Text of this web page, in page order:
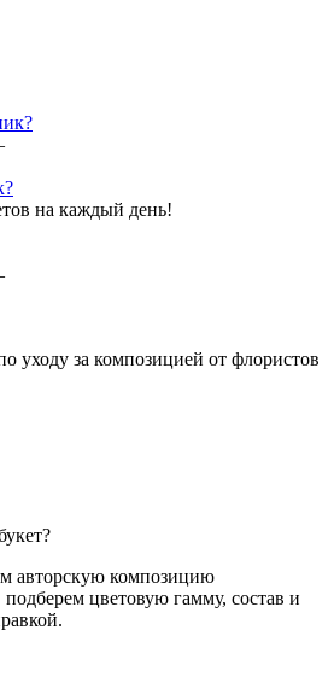
на каждый день!
уходу за композицией от флористов
авторскую композицию
цветовую гамму, состав и